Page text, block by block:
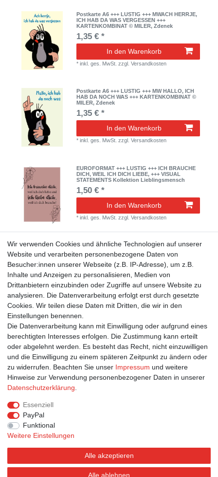
Postkarte A6 +++ LUSTIG +++ MWACH HERRJE,
ICH HAB DA WAS VERGESSEN +++
KARTENKOMBINAT © MILER, Zdenek
1,35 € *
In den Warenkorb
*inkl. ges. MwSt. zzgl.Versandkosten
Postkarte A6 +++ LUSTIG +++ MW HALLO, ICH
HAB DA NOCH WAS +++ KARTENKOMBINAT ©
MILER, Zdenek
1,35 € *
In den Warenkorb
*inkl. ges. MwSt. zzgl.Versandkosten
EUROFORMAT +++ LUSTIG +++ ICH BRAUCHE
DICH, WEIL ICH DICH LIEBE, +++ VISUAL
STATEMENTS Kollektion Lieblingsmensch
1,50 € *
In den Warenkorb
*inkl. ges. MwSt. zzgl.Versandkosten
Postkarte A6 +++ LUSTIG +++ FA-SCHÖN, DASS
DU MEINE FREUNDIN BIST +++ MODERN
TIMES© Kein Tag ohne Liebe
1,35 € *
In den Warenkorb
*inkl. ges. MwSt. zzgl.Versandkosten
Bestellung widerrufen
Wir verwenden Cookies und ähnliche Technologien auf unserer
Website und verarbeiten personenbezogene Daten von
Besucher:innen unserer Webseite (z.B. IP-Adresse), um z.B.
Inhalte und Anzeigen zu personalisieren, Medien von
Drittanbietern einzubinden oder Zugriffe auf unsere Website zu
analysieren. Die Datenverarbeitung erfolgt erst durch gesetzte
Cookies. Wir teilen diese Daten mit Dritten, die wir in den
Einstellungen benennen.
Die Datenverarbeitung kann mit Einwilligung oder aufgrund eines
berechtigten Interesses erfolgen. Die Zustimmung kann erteilt
oder abgelehnt werden. Es besteht das Recht, nicht einzuwilligen
und die Einwilligung zu einem späteren Zeitpunkt zu ändern oder
zu widerrufen. Beachten Sie unser Impressum und weitere
Hinweise zur Verwendung personenbezogener Daten in unserer
Daten­schutz­erklärung
Essenziell
PayPal
Funktional
Weitere Einstellungen
Alle akzeptieren
Alle ablehnen